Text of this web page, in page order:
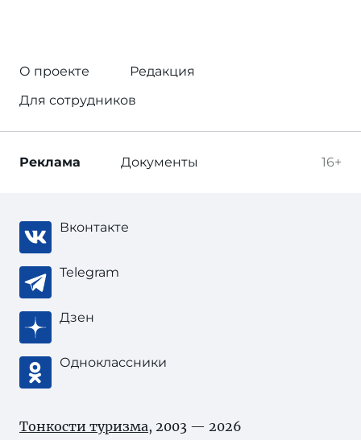
О проекте
Редакция
Для сотрудников
16+
Реклама Документы
Вконтакте
Telegram
Дзен
Одноклассники
Тонкости туризма, 2003 — 2026